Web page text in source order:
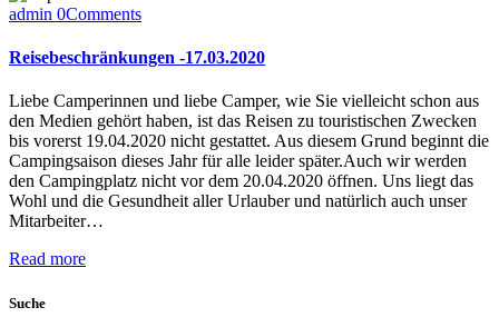
admin 0Comments
Reisebeschränkungen -17.03.2020
Liebe Camperinnen und liebe Camper, wie Sie vielleicht schon aus
den Medien gehört haben, ist das Reisen zu touristischen Zwecken
bis vorerst 19.04.2020 nicht gestattet. Aus diesem Grund beginnt die
Campingsaison dieses Jahr für alle leider später.Auch wir werden
den Campingplatz nicht vor dem 20.04.2020 öffnen. Uns liegt das
Wohl und die Gesundheit aller Urlauber und natürlich auch unser
Mitarbeiter…
Read more
Suche